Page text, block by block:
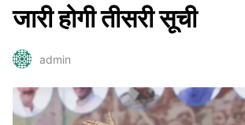
जारी होगी तीसरी सूची
admin